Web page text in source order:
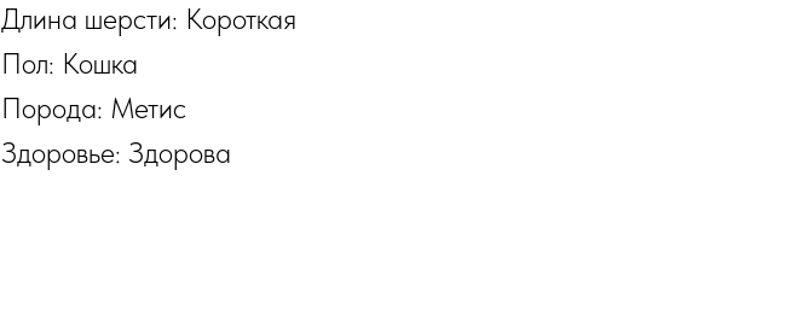
Длина шерсти: Короткая
Пол: Кошка
Порода: Метис
Здоровье: Здорова